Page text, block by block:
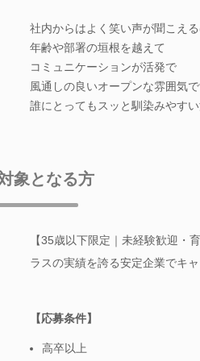
社内からはよく笑い声が聞こえ
年齢や部署の垣根を越えて
コミュニケーションが活発で
風通しの良いオープンな雰囲気
誰にとってもスッと馴染みやす
象となる方
【35歳以下限定｜未経験歓迎
ラスの実績を誇る安定企業でキ
【応募条件】
高卒以上